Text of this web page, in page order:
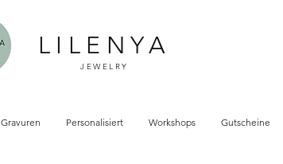
LILENYA
JEWELRY
Gravuren Personalisiert Workshops Gutscheine